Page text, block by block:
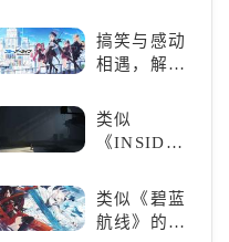
线》
搞笑与感动
相遇，解锁
的魅力
类似
《INSIDE》
戏！快动起
你的小脑筋
来通关！
类似《碧蓝
航线》的养